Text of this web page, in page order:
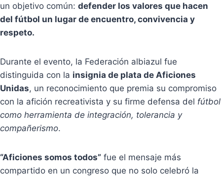
un objetivo común: defender los valores que hacen
del fútbol un lugar de encuentro, convivencia y
respeto.
Durante el evento, la Federación albiazul fue
distinguida con la insignia de plata de Aficiones
Unidas, un reconocimiento que premia su compromiso
con la afición recreativista y su firme defensa del fútbol
como herramienta de integración, tolerancia y
compañerismo.
“Aficiones somos todos” fue el mensaje más
compartido en un congreso que no solo celebró la